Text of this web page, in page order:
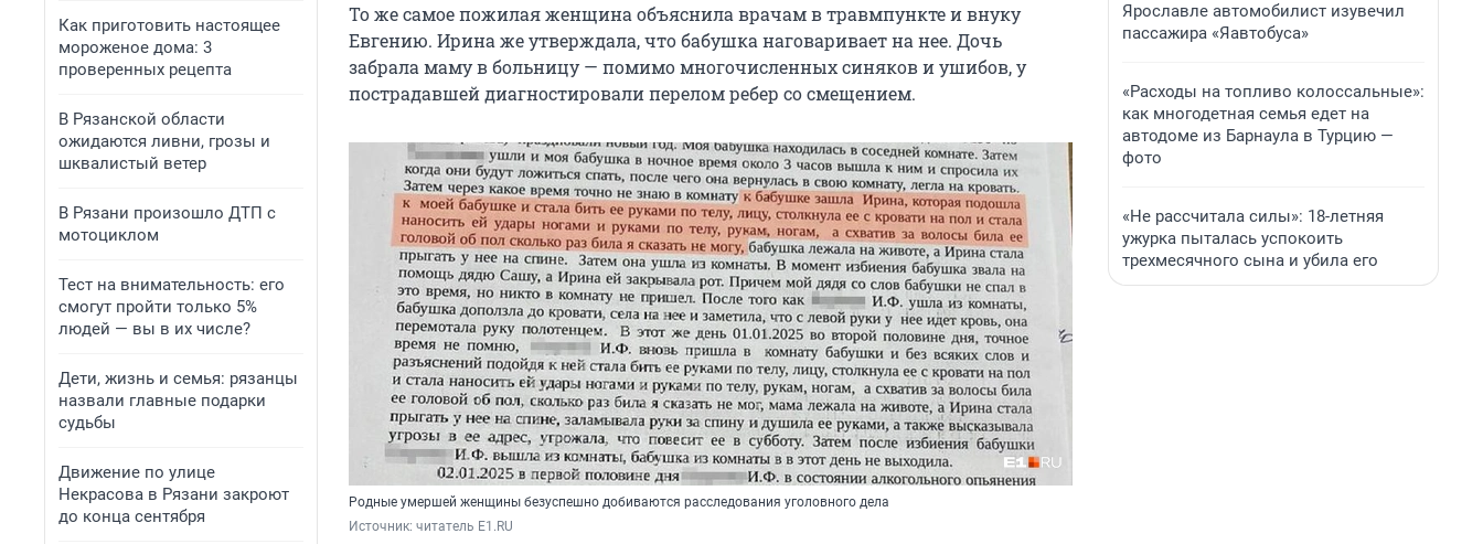
Как приготовить настоящее
мороженое дома: 3
проверенных рецепта
В Рязанской области
ожидаются ливни, грозы и
шквалистый ветер
В Рязани произошло ДТП с
мотоциклом
Тест на внимательность: его
смогут пройти только 5%
людей — вы в их числе?
Дети, жизнь и семья: рязанцы
назвали главные подарки
судьбы
Движение по улице
Некрасова в Рязани закроют
до конца сентября
То же самое пожилая женщина объяснила врачам в травмпункте и внуку
Евгению. Ирина же утверждала, что бабушка наговаривает на нее. Дочь
забрала маму в больницу — помимо многочисленных синяков и ушибов, у
пострадавшей диагностировали перелом ребер со смещением.
Родные умершей женщины безуспешно добиваются расследования уголовного дела
Источник: читатель E1.RU
Ярославле автомобилист изувечил
пассажира «Яавтобуса»
«Расходы на топливо колоссальные»:
как многодетная семья едет на
автодоме из Барнаула в Турцию —
фото
«Не рассчитала силы»: 18-летняя
ужурка пыталась успокоить
трехмесячного сына и убила его